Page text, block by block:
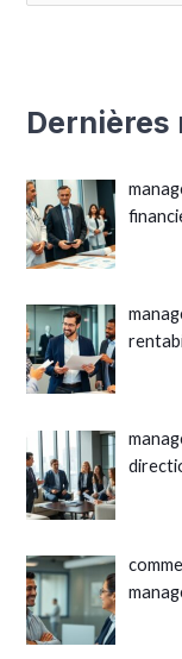
Dernières